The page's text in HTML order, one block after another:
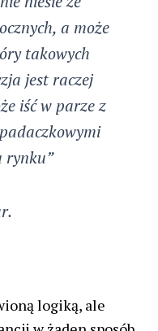
a może
takowych
jest raczej
iść w parze z
rynku”
logiką, ale